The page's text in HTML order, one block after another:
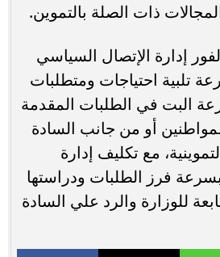
ذات الصلة بالتموين.
إدارة الإتصال السياسي
تلبية احتياجات ومتطلبات
البت في الطلبات المقدمة
أو من جانب السادة
مع تكليف إدارة
فرز الطلبات ودراستها
للوزارة والرد علي السادة